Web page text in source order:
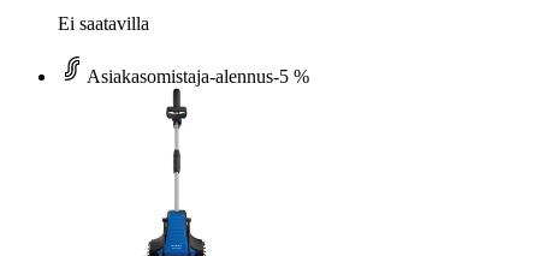
Ei saatavilla
Asiakasomistaja-alennus-5 %